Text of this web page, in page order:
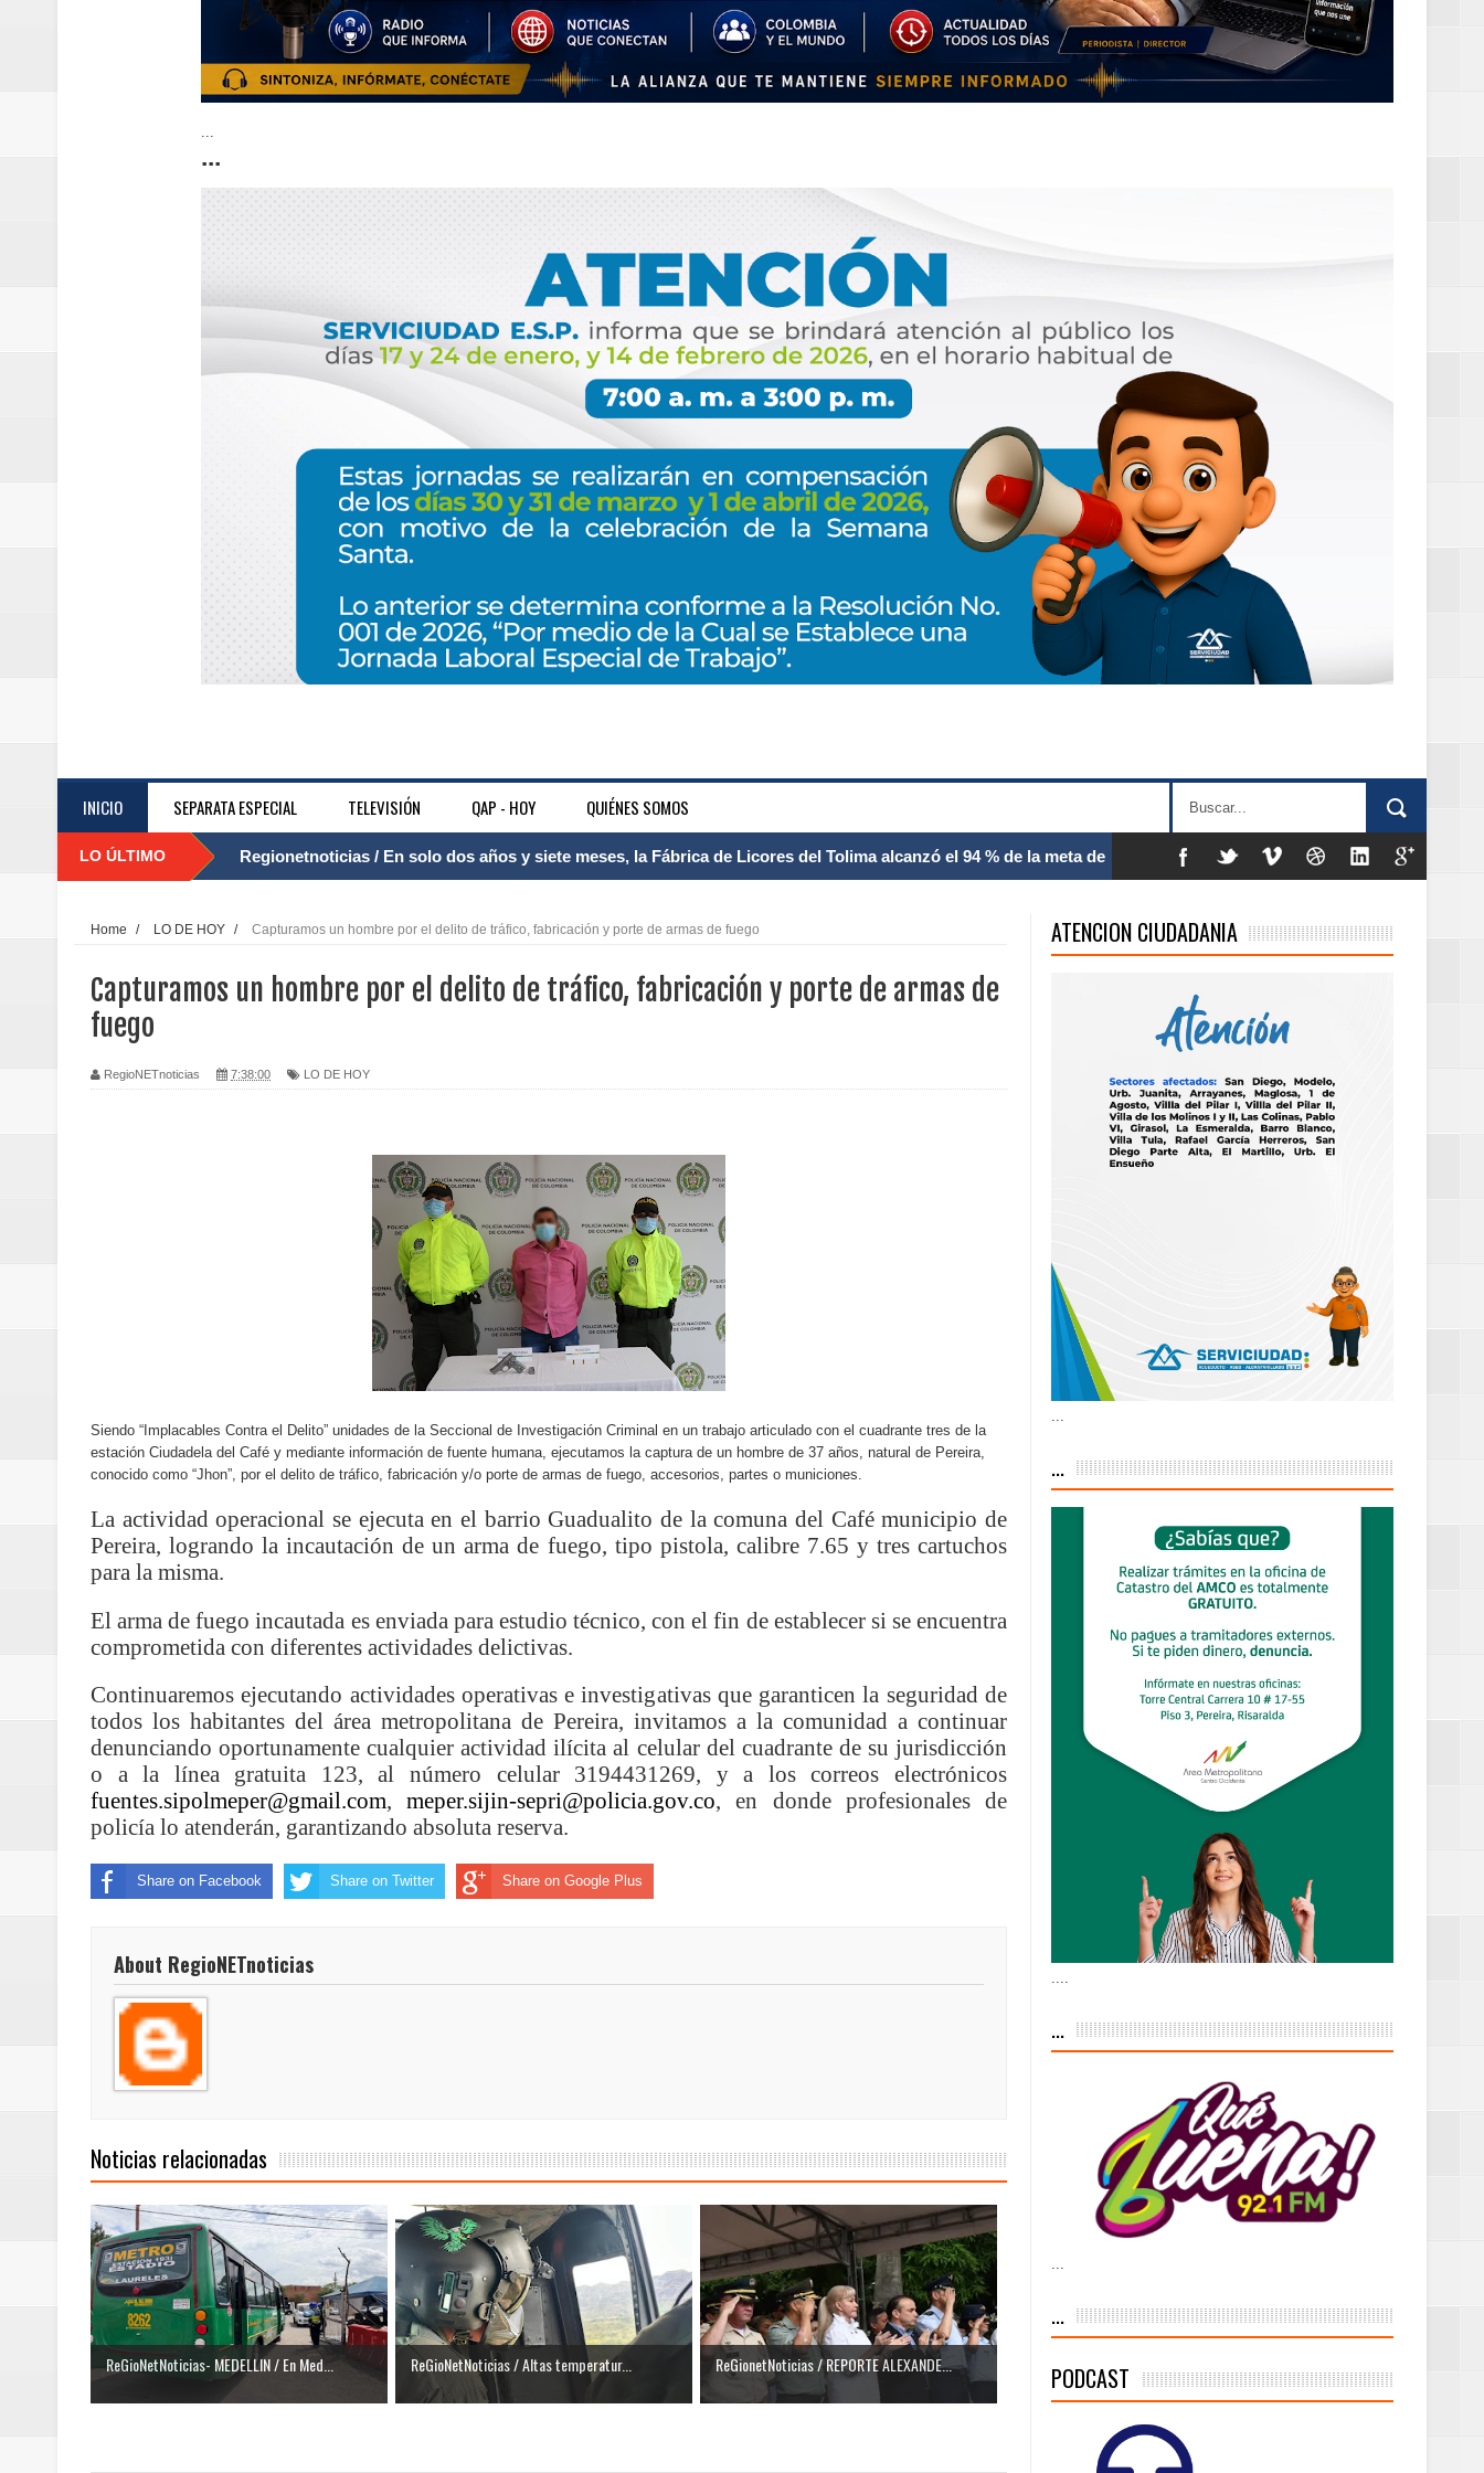
...
...
INICIO SEPARATA ESPECIAL TELEVISIÓN QAP - HOY QUIÉNES SOMOS
LO ÚLTIMO Regionetnoticias / El Aeropuerto Internacional Matecaña fortalece su conectividad con una nueva frecuencia
Regionetnoticias / Caldas fortalece el Mecanismo Articulador Departamental para el abordaje de las violencias
posesión presidencial
Regionetnoticias / La Alcaldía de Pereira continúa renovando espacios comunitarios que llevaban décadas sin
Regionetnoticias / Agua potable transforma la vida de 68 estudiantes rurales en Filadelfia gracias al Gobierno de
Regionetnoticias / Población vulnerable en Tuluá tendrá comedor comunitario gracias al Galardón de la Mujer
Vallecaucana
Regionetnoticias / Alcaldía de Cartagena avanza en trabajos contra las inundaciones con solución definitiva en la
Regionetnoticias / Pereira avanza con resultados en salud mental, innovación y paz
Regionetnoticias / Estas son las millonarias inversiones del Gobierno Matiz en el municipio de San Luis
Regionetnoticias / Gobernación de Caldas hace seguimiento al avance de la construcción de 400 estufas
ecoeficientes en Marquetalia
terrestre para la posesión presidencial
ReGionetNoticias / DOSQUEBRADAS / Dosquebradas fortalece la respuesta frente a tres Alertas Tempranas con
ReGioNetNoticias- MEDELLIN / En Medellín fue inmovilizado un bus que estaba siendo lavado en la vía pública y
ReGioNetNoticias / Altas temperaturas ponen en máxima alerta al Tolima
ReGionetNoticias / REPORTE ALEXANDER MENDEZ ( MIAMI ) Cali se blinda con amplio dispositivo de
seguridad para la posesión presidencial
Regionetnoticias / En solo dos años y siete meses, la Fábrica de Licores del Tolima alcanzó el 94 % de la meta de
Home / LO DE HOY / Capturamos un hombre por el delito de tráfico, fabricación y porte de armas de fuego
Capturamos un hombre por el delito de tráfico, fabricación y porte de armas de
fuego
RegioNETnoticias 7:38:00 LO DE HOY
Siendo “Implacables Contra el Delito” unidades de la Seccional de Investigación Criminal en un trabajo articulado con el cuadrante tres de la
estación Ciudadela del Café y mediante información de fuente humana, ejecutamos la captura de un hombre de 37 años, natural de Pereira,
conocido como “Jhon”, por el delito de tráfico, fabricación y/o porte de armas de fuego, accesorios, partes o municiones.
La actividad operacional se ejecuta en el barrio Guadualito de la comuna del Café municipio de
Pereira, logrando la incautación de un arma de fuego, tipo pistola, calibre 7.65 y tres cartuchos
para la misma.
El arma de fuego incautada es enviada para estudio técnico, con el fin de establecer si se encuentra
comprometida con diferentes actividades delictivas.
Continuaremos ejecutando actividades operativas e investigativas que garanticen la seguridad de
todos los habitantes del área metropolitana de Pereira, invitamos a la comunidad a continuar
denunciando oportunamente cualquier actividad ilícita al celular del cuadrante de su jurisdicción
o a la línea gratuita 123, al número celular 3194431269, y a los correos electrónicos
fuentes.sipolmeper@gmail.com,meper.sijin-sepri@policia.gov.co, en donde profesionales de
policía lo atenderán, garantizando absoluta reserva.
Share on Facebook Share on Twitter Share on Google Plus
About RegioNETnoticias
Noticias relacionadas
ReGioNetNoticias- MEDELLIN / En Med... ReGioNetNoticias / Altas temperatur... ReGionetNoticias / REPORTE ALEXANDE...
ATENCION CIUDADANIA
...
...
...
PODCAST